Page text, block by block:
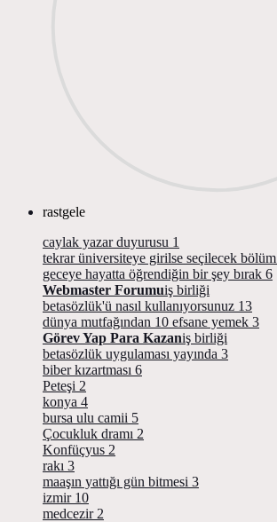
rastgele
caylak yazar duyurusu 1
tekrar üniversiteye girilse seçilecek bölüm
geceye hayatta öğrendiğin bir şey bırak 6
Webmaster Forumuiş birliği
betasözlük'ü nasıl kullanıyorsunuz 13
dünya mutfağından 10 efsane yemek 3
Görev Yap Para Kazaniş birliği
betasözlük uygulaması yayında 3
biber kızartması 6
Peteşi 2
konya 4
bursa ulu camii 5
Çocukluk dramı 2
Konfüçyus 2
rakı 3
maaşın yattığı gün bitmesi 3
izmir 10
medcezir 2